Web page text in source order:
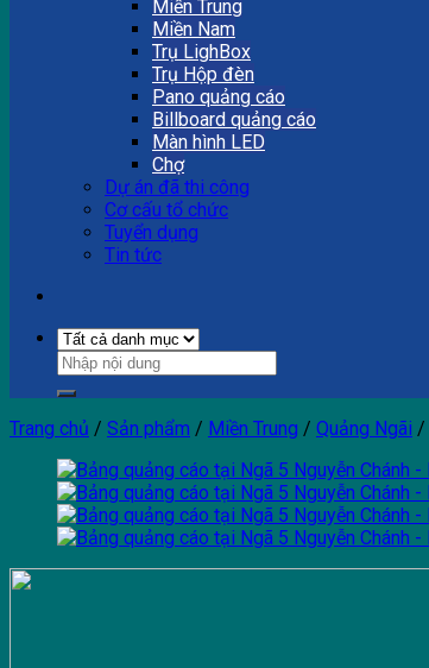
Miền Trung
Miền Nam
Trụ LighBox
Trụ Hộp đèn
Pano quảng cáo
Billboard quảng cáo
Màn hình LED
Chợ
Dự án đã thi công
Cơ cấu tổ chức
Tuyển dụng
Tin tức
Trang chủ / Sản phẩm / Miền Trung / Quảng Ngãi /